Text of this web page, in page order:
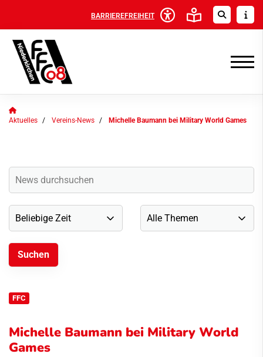
BARRIEREFREIHEIT
Aktuelles Vereins-News Michelle Baumann bei Military World Games
FFC
Michelle Baumann bei Military World
Games